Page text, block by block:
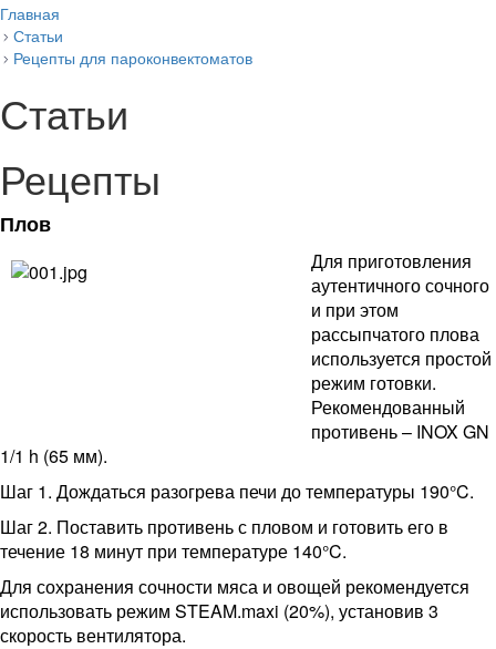
Главная
Статьи
Рецепты для пароконвектоматов
Статьи
Рецепты
Плов
Для приготовления
аутентичного сочного
и при этом
рассыпчатого плова
используется простой
режим готовки.
Рекомендованный
противень – INOX GN
1/1 h (65 мм).
Шаг 1. Дождаться разогрева печи до температуры 190°C.
Шаг 2. Поставить противень с пловом и готовить его в
течение 18 минут при температуре 140°C.
Для сохранения сочности мяса и овощей рекомендуется
использовать режим STEAM.maxi (20%), установив 3
скорость вентилятора.